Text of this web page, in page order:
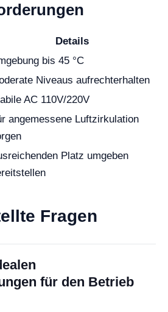
Details
bis 45 °C
Niveaus aufrechterhalten
AC 110V/220V
angemessene Luftzirkulation
Platz umgeben
Fragen
für den Betrieb